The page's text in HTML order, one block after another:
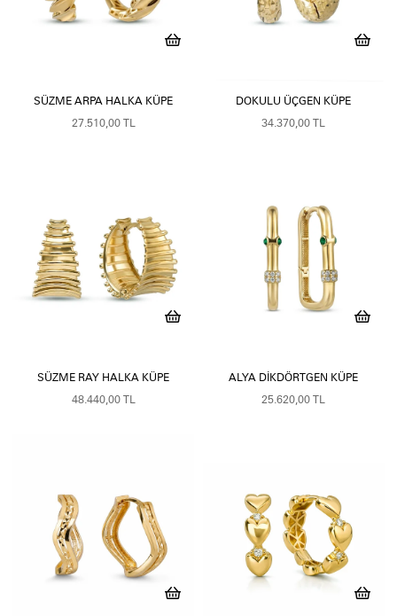
SÜZME ARPA HALKA KÜPE
27.510,00 TL
DOKULU ÜÇGEN KÜPE
34.370,00 TL
SÜZME RAY HALKA KÜPE
48.440,00 TL
ALYA DIKDÖRTGEN KÜPE
25.620,00 TL